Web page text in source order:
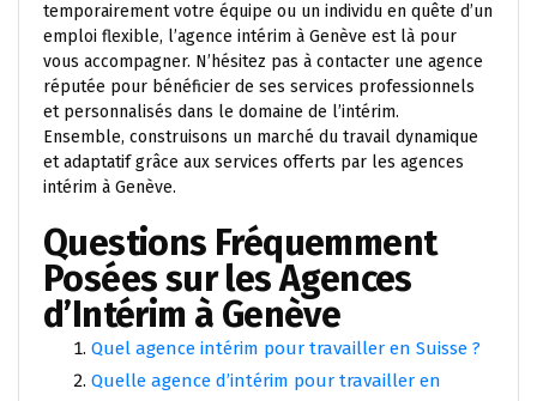
temporairement votre équipe ou un individu en quête d’un
emploi flexible, l’agence intérim à Genève est là pour
vous accompagner. N’hésitez pas à contacter une agence
réputée pour bénéficier de ses services professionnels
et personnalisés dans le domaine de l’intérim.
Ensemble, construisons un marché du travail dynamique
et adaptatif grâce aux services offerts par les agences
intérim à Genève.
Questions Fréquemment
Posées sur les Agences
d’Intérim à Genève
Quel agence intérim pour travailler en Suisse ?
Quelle agence d’intérim pour travailler en